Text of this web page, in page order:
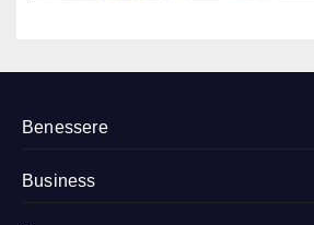
Benessere
Business